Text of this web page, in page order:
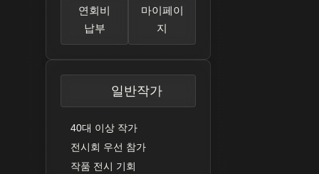
연회비
납부
마이페이
지
일반작가
40대 이상 작가
전시회 우선 참가
작품 전시 기회